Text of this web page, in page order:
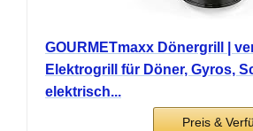
GOURMETmaxx Dönergrill |
Elektrogrill für Döner, Gyros,
elektrisch...
Preis &